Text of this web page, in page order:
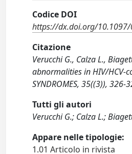
Codice DOI
https://dx.doi.org/
Citazione
Verucchi G., Calza L.,
abnormalities in HIV/HCV-
SYNDROMES, 35((3)),
Tutti gli autori
Verucchi G.; Calza L.;
Appare nelle tipologie:
1.01 Articolo in rivista